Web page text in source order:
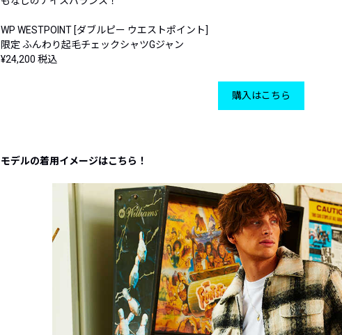
WP WESTPOINT [ダブルピー ウエストポイント]
限定 ふんわり起毛チェックシャツGジャン
¥24,200 税込
購入はこちら
モデルの着用イメージはこちら！